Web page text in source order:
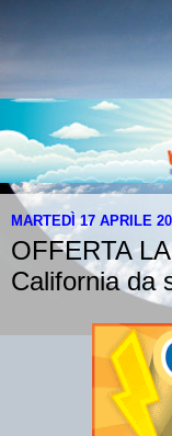
MARTEDÌ 17 APRILE
OFFERTA
California da